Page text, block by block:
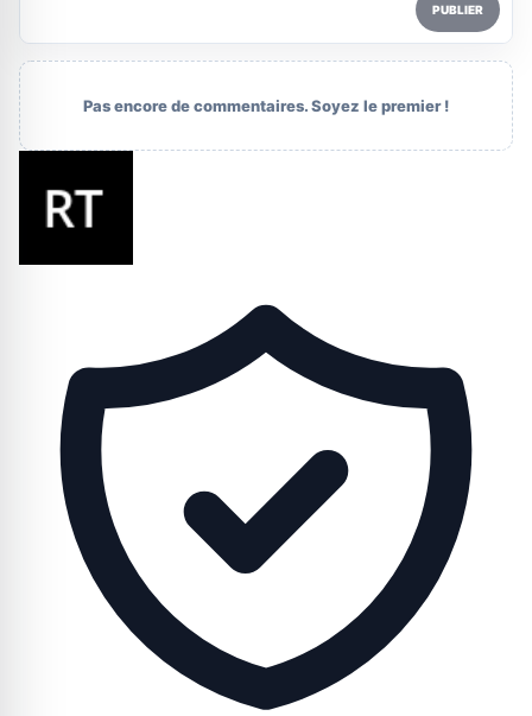
PUBLIER
Pas encore de commentaires. Soyez le premier !